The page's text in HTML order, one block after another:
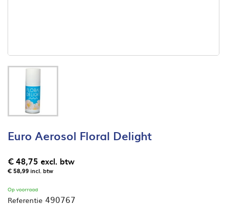
Euro Aerosol Floral Delight
€ 48,75 excl. btw
€ 58,99incl. btw
Op voorraad
Referentie 490767